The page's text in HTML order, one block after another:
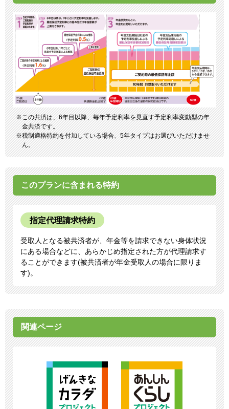
この共済は、6年目以降、毎年予定利率を見直す予定利率変動型の年
金共済です。
税制適格特約を付加している場合、5年タイプはお選びいただけませ
ん。
このプランに含まれる特約
指定代理請求特約
受取人となる被共済者が、年金等を請求できない身体状況
にある場合などに、あらかじめ指定された方が代理請求す
ることができます(被共済者が年金受取人の場合に限りま
す)。
関連ページ